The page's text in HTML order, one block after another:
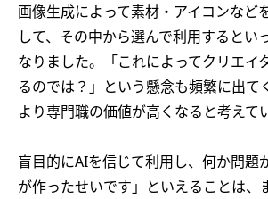
画像生成によって素材・アイコンなど
して、その中から選んで利用するとい
なりました。「これによってクリエイ
るのでは？」という懸念も頻繁に出て
より専門職の価値が高くなると考えて
盲目的にAIを信じて利用し、何か問題
が作ったせいです」といえることは、